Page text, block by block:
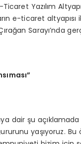
Yazılım
e-ticaret
Sarayı’nda
ıması”
dair şu açıklamada
yaşıyoruz.